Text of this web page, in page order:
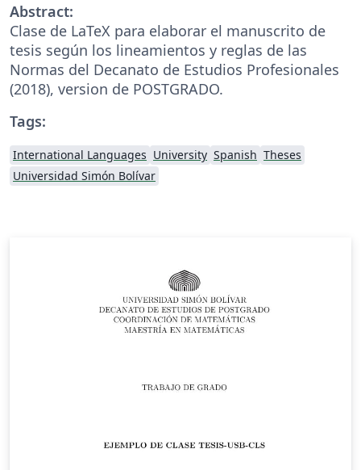
Abstract:
Clase de LaTeX para elaborar el manuscrito de
tesis según los lineamientos y reglas de las
Normas del Decanato de Estudios Profesionales
(2018), version de POSTGRADO.
Tags:
International Languages University Spanish Theses
Universidad Simón Bolívar